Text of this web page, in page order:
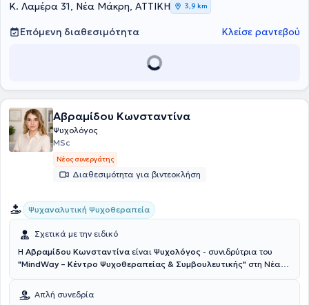
Κ. Λαμέρα 31, Νέα Μάκρη, ΑΤΤΙΚΗ 3,9 km
Επόμενη διαθεσιμότητα Κλείσε ραντεβού
Αβραμίδου Κωνσταντίνα
Ψυχολόγος
MSc
Νέος συνεργάτης
Διαθεσιμότητα για βιντεοκλήση
Ψυχαναλυτική Ψυχοθεραπεία
Σχετικά με την ειδικό
Η Αβραμίδου Κωνσταντίνα είναι Ψυχολόγος - συνιδρύτρια του
"MindWay – Κέντρο Ψυχοθεραπείας & Συμβουλευτικής" στη Νέα
συμβουλευτικής σε εφήβους και ενήλικες.Είναι απόφοιτη του
Τμήματος Ψυχολογίας του Εθνικού και Καποδιστριακού
Απλή συνεδρία